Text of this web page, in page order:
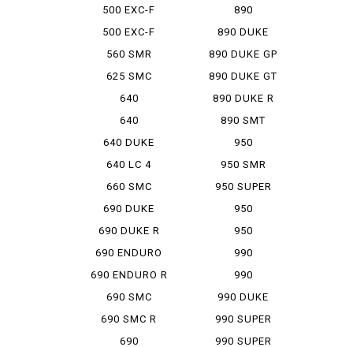
DAYS
500 EXC-F
500 EXC-F
SIXDAYS
560 SMR
625 SMC
640
ADVENTURE
640
ADVENTURER
640 DUKE
640 LC 4
SUPER MOTO
660 SMC
690 DUKE
690 DUKE R
690 ENDURO
690 ENDURO R
690 SMC
690 SMC R
690
ADVENTURE
890
ADVENTURE R
890 DUKE
890 DUKE GP
890 DUKE GT
890 DUKE R
890 SMT
950
ADVENTURE
950 SMR
950 SUPER
ENDUROR
950
SUPERMOTO
950
SUPERMOTO R
990
ADVENTURE
990
ADVENTURE S
990 DUKE
990 SUPER
DUKE
990 SUPER